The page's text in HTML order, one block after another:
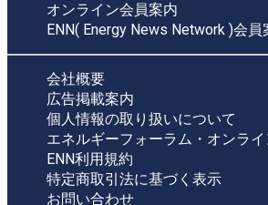
オンライン会員案内
ENN( Energy News Network )会員
会社概要
広告掲載案内
個人情報の取り扱いについて
エネルギーフォーラム・オンラ
ENN利用規約
特定商取引法に基づく表示
お問い合わせ